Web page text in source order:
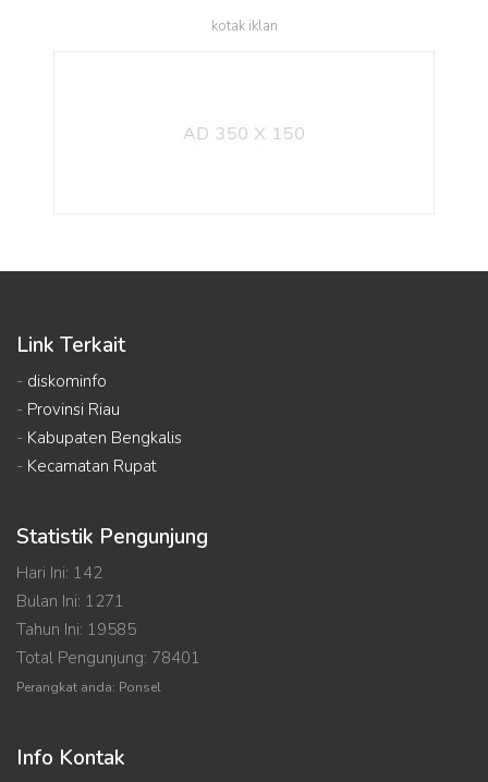
kotak iklan
Link Terkait
- diskominfo
- Provinsi Riau
- Kabupaten Bengkalis
- Kecamatan Rupat
Statistik Pengunjung
Hari Ini: 142
Bulan Ini: 1271
Tahun Ini: 19585
Total Pengunjung: 78401
Perangkat anda: Ponsel
Info Kontak